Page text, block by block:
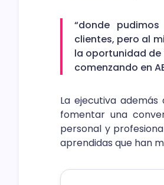
“donde
clientes, pero al
la oportunidad de
comenzando en
La ejecutiva
fomentar una
personal y
aprendidas que han